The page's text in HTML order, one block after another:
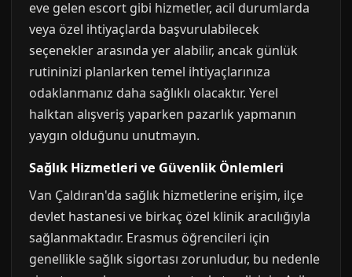
eve gelen escort gibi hizmetler, acil durumlarda
veya özel ihtiyaçlarda başvurulabilecek
seçenekler arasında yer alabilir, ancak günlük
rutininizi planlarken temel ihtiyaçlarınıza
odaklanmanız daha sağlıklı olacaktır. Yerel
halktan alışveriş yaparken pazarlık yapmanın
yaygın olduğunu unutmayın.
Sağlık Hizmetleri ve Güvenlik Önlemleri
Van Çaldıran'da sağlık hizmetlerine erişim, ilçe
devlet hastanesi ve birkaç özel klinik aracılığıyla
sağlanmaktadır. Erasmus öğrencileri için
genellikle sağlık sigortası zorunludur, bu nedenle